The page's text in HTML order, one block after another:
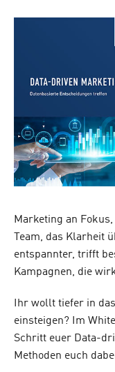
Marketing an
Team, das Klarheit
entspannter, trifft
Kampagnen, die
Ihr wollt tiefer in
einsteigen? Im
Schritt euer Data-
Methoden euch